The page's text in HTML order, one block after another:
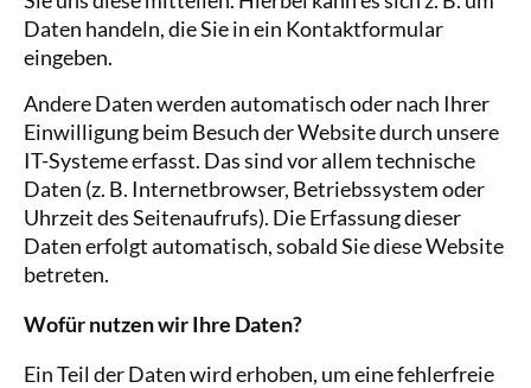
Daten handeln, die Sie in ein Kontaktformular
eingeben.
Andere Daten werden automatisch oder nach Ihrer
Einwilligung beim Besuch der Website durch unsere
IT-Systeme erfasst. Das sind vor allem technische
Daten (z. B. Internetbrowser, Betriebssystem oder
Uhrzeit des Seitenaufrufs). Die Erfassung dieser
Daten erfolgt automatisch, sobald Sie diese Website
betreten.
Wofür nutzen wir Ihre Daten?
Ein Teil der Daten wird erhoben, um eine fehlerfreie